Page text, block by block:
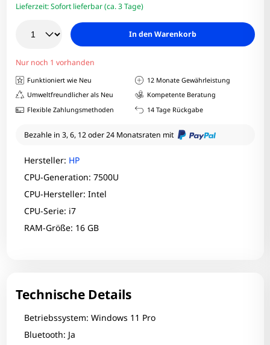
Lieferzeit:Sofort lieferbar (ca. 3 Tage)
In den Warenkorb
Nur noch 1 vorhanden
Funktioniert wie Neu
12 Monate Gewährleistung
Umweltfreundlicher als Neu
Kompetente Beratung
Flexible Zahlungsmethoden
14 Tage Rückgabe
Bezahle in 3, 6, 12 oder 24 Monatsraten mit
Hersteller: HP
CPU-Generation: 7500U
CPU-Hersteller: Intel
CPU-Serie: i7
RAM-Größe: 16 GB
Technische Details
Betriebssystem: Windows 11 Pro
Bluetooth: Ja